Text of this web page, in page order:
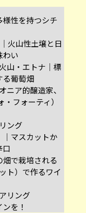
性を持つシチ
火山性土壌と日
わい
山・エトナ｜標
葡萄畑
ニア的醸造家、
フォーティ）
ング
｜マスカットか
口
で栽培される
ト）で作るワイ
リング
を！